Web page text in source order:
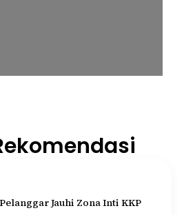
Jauhi Zona Inti KKP